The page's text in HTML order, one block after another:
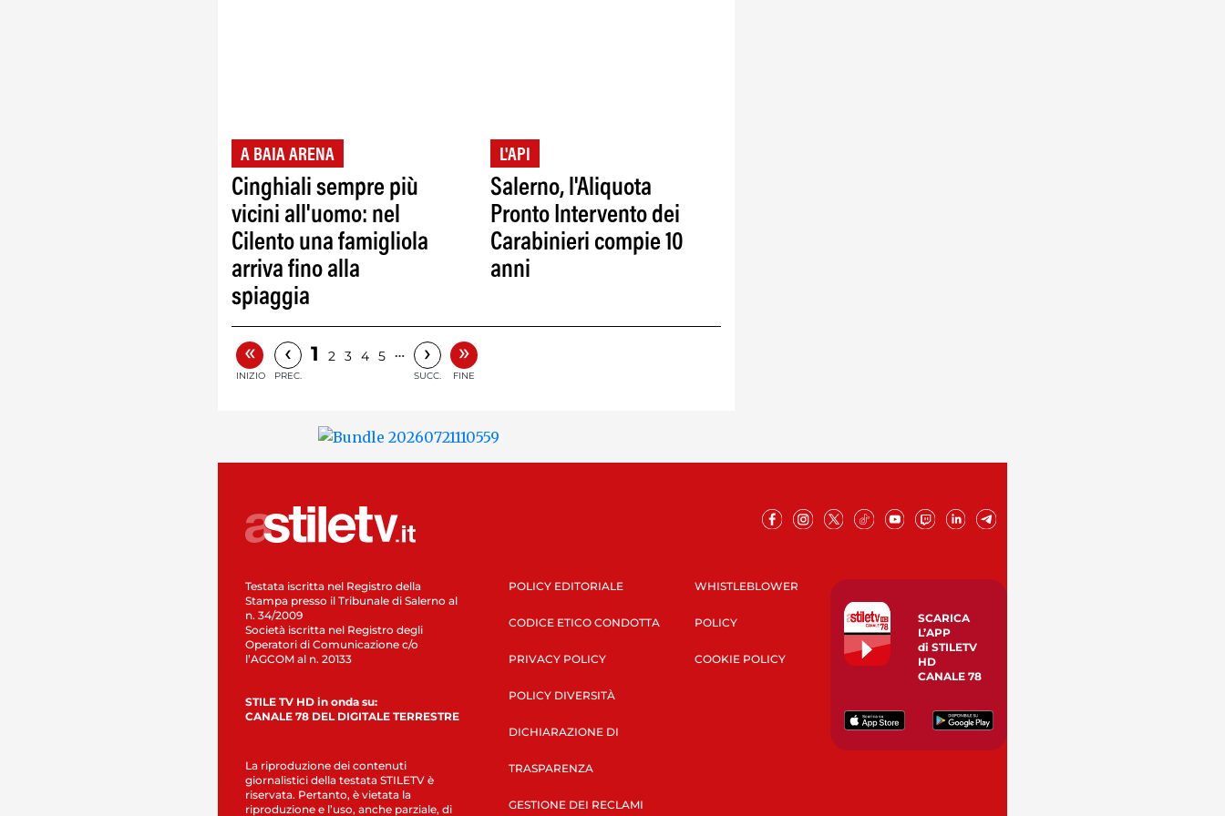
A BAIA ARENA
Cinghiali sempre più
vicini all'uomo: nel
Cilento una famigliola
arriva fino alla
spiaggia
L'API
Salerno, l'Aliquota
Pronto Intervento dei
Carabinieri compie 10
anni
«
INIZIO
‹
PREC.
1 2 3 4 5 … ›
SUCC.
»
FINE
Testata iscritta nel Registro della
Stampa presso il Tribunale di Salerno al
n. 34/2009
Società iscritta nel Registro degli
Operatori di Comunicazione c/o
l’AGCOM al n. 20133
STILE TV HD in onda su:
CANALE 78 DEL DIGITALE TERRESTRE
La riproduzione dei contenuti
giornalistici della testata STILETV è
riservata. Pertanto, è vietata la
riproduzione e l’uso, anche parziale, di
POLICY EDITORIALE
CODICE ETICO CONDOTTA
PRIVACY POLICY
POLICY DIVERSITÀ
DICHIARAZIONE DI
TRASPARENZA
GESTIONE DEI RECLAMI
WHISTLEBLOWER
POLICY
COOKIE POLICY
SCARICA
L’APP
di STILETV
HD
CANALE 78